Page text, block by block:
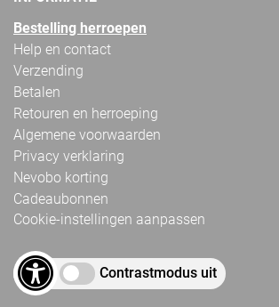
Bestelling herroepen
Help en contact
Verzending
Betalen
Retouren en herroeping
Algemene voorwaarden
Privacy verklaring
Nevobo korting
Cadeaubonnen
Cookie-instellingen aanpassen
Contrastmodus uit